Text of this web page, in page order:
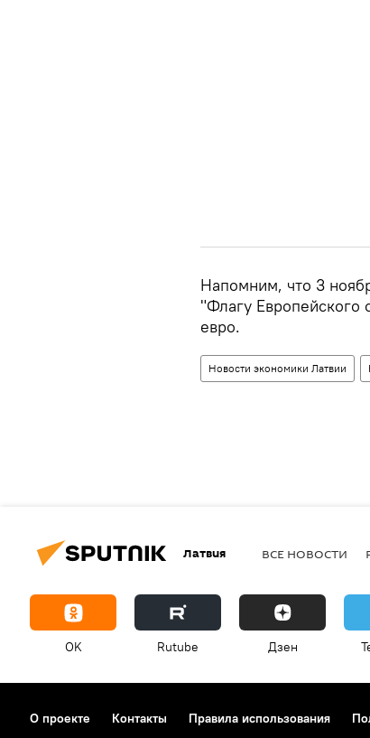
Напомним, что 3
"Флагу Европейского
евро.
Новости экономики Латвии
Латвия ВСЕ НОВОСТИ
OK Rutube Дзен
О проекте Контакты Правила использования